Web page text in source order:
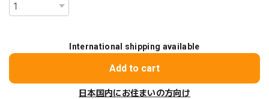
International shipping available
Add to cart
日本国内にお住まいの方向け